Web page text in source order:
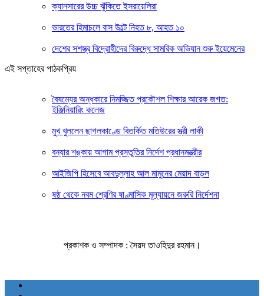
ক্যানসারের উচ্চ ঝুঁকিতে ইসরায়েলিরা
ভারতের হিমাচলে বাস উল্টে নিহত ৮, আহত ১০
দেশের সশস্ত্র বিদ্রোহীদের বিরুদ্ধে সামরিক অভিযান শুরু ইয়েমেনের
এই সপ্তাহের পাঠকপ্রিয়
বৈষম্যের অন্ধকারে নিমজ্জিত প্রকৌশল শিক্ষার আরেক জগত:
ইঞ্জিনিয়ারিং কলেজ
মুখ খুললেন ছাগলকাণ্ডে বিতর্কিত মতিউরের স্ত্রী লাকী
বন্যার শঙ্কায় আগাম প্রস্তুতির নির্দেশ প্রধানমন্ত্রীর
আইজিপি হিসেবে আবদুল্লাহ আল মামুনের মেয়াদ বাড়ল
ষষ্ঠ থেকে নবম শ্রেণির ষাণ্মাসিক মূল্যায়নে জরুরি নির্দেশনা
প্রকাশক ও সম্পাদক : সৈয়দ তাওহিদুর রহমান।